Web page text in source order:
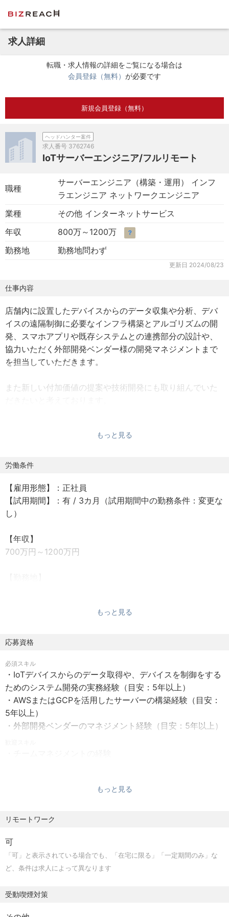
求人詳細
転職・求人情報の詳細をご覧になる場合は
会員登録（無料） が必要です
新規会員登録（無料）
ヘッドハンター案件
求人番号 3762746
IoTサーバーエンジニア/フルリモート
職種
サーバーエンジニア（構築・運用） インフ
ラエンジニア ネットワークエンジニア
業種
その他 インターネットサービス
年収
800万～1200万 ？
勤務地 勤務地問わず
更新日 2024/08/23
仕事内容
店舗内に設置したデバイスからのデータ収集や分析、デバ
イスの遠隔制御に必要なインフラ構築とアルゴリズムの開
発、スマホアプリや既存システムとの連携部分の設計や、
協力いただく外部開発ベンダー様の開発マネジメントまで
を担当していただきます。
また新しい付加価値の提案や技術開発にも取り組んでいた
・店舗内機器・デバイスとの接続、データ取得と制御シス
・スマホアプリや既存システムとの連携
Webアプリの作成
・デバイス制御アルゴリズムの開発
・外部開発ベンダー様の開発マネジメント
もっと見る
労働条件
【雇用形態】：正社員
【試用期間】：有 / 3カ月（試用期間中の勤務条件：変更な
し）
【年収】
700万円～1200万円
■フルリモート可（必要に応じて出社も認めているためハ
■転勤無し
【勤務時間】
所定労働時間：8時間（休憩60分）
■就業時間:9:00～18：00を基本とし、本人の決定に委ねる
ものとする
■有給休暇（10日～※入社月・雇用形態により期間と日数は
■産前産後休暇
■育児休業
■看護休暇
■介護休暇・休業
もっと見る
応募資格
必須スキル
・IoTデバイスからのデータ取得や、デバイスを制御をする
ためのシステム開発の実務経験（目安：5年以上）
・AWSまたはGCPを活用したサーバーの構築経験（目安：
5年以上）
・外部開発ベンダーのマネジメント経験（目安：5年以上）
・ラズベリーパイ等を用いた電子工作の経験
もっと見る
リモートワーク
可
「可」と表示されている場合でも、「在宅に限る」「一定期間のみ」な
ど、条件は求人によって異なります
受動喫煙対策